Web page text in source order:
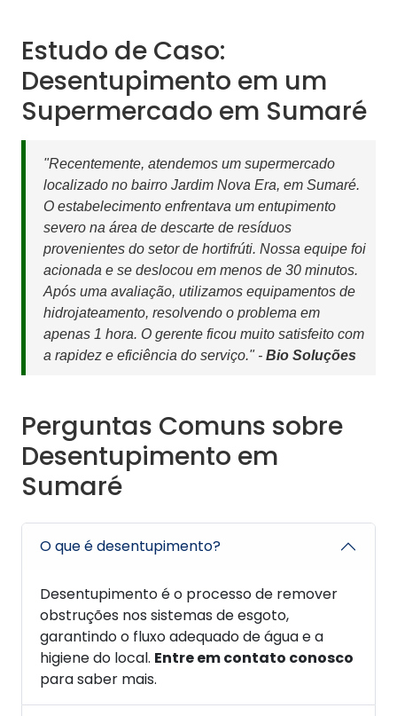
Estudo de Caso:
Desentupimento em um
Supermercado em Sumaré
"Recentemente, atendemos um supermercado
localizado no bairro Jardim Nova Era, em Sumaré.
O estabelecimento enfrentava um entupimento
severo na área de descarte de resíduos
provenientes do setor de hortifrúti. Nossa equipe foi
acionada e se deslocou em menos de 30 minutos.
Após uma avaliação, utilizamos equipamentos de
hidrojateamento, resolvendo o problema em
apenas 1 hora. O gerente ficou muito satisfeito com
a rapidez e eficiência do serviço." - Bio Soluções
Perguntas Comuns sobre
Desentupimento em
Sumaré
O que é desentupimento?
Desentupimento é o processo de remover
obstruções nos sistemas de esgoto,
garantindo o fluxo adequado de água e a
higiene do local. Entre em contato conosco
para saber mais.